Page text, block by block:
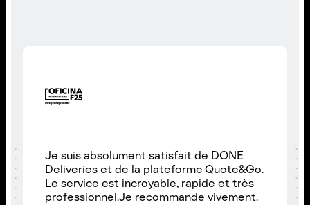
Je suis absolument satisfait de DONE
Deliveries et de la plateforme Quote&Go.
Le service est incroyable, rapide et très
professionnel.Je recommande vivement.